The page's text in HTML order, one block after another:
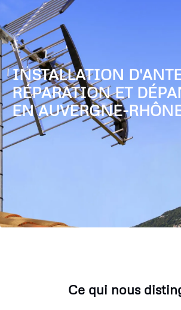
INSTALLATION
RÉPARATION ET
EN AUVERGNE-
Ce qui nous